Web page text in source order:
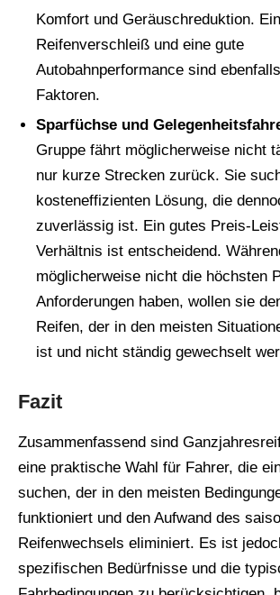
Komfort und Geräuschreduktion.
Reifenverschleiß und eine gute
Autobahnperformance sind
Faktoren.
Sparfüchse und
Gruppe fährt möglicherweise nicht
nur kurze Strecken zurück. Sie
kosteneffizienten Lösung, die
zuverlässig ist. Ein gutes Preis-
Verhältnis ist entscheidend.
möglicherweise nicht die höchsten
Anforderungen haben, wollen sie
Reifen, der in den meisten
ist und nicht ständig gewechselt
Fazit
Zusammenfassend sind
eine praktische Wahl für Fahrer, die
suchen, der in den meisten
funktioniert und den Aufwand des
Reifenwechsels eliminiert. Es ist
spezifischen Bedürfnisse und die